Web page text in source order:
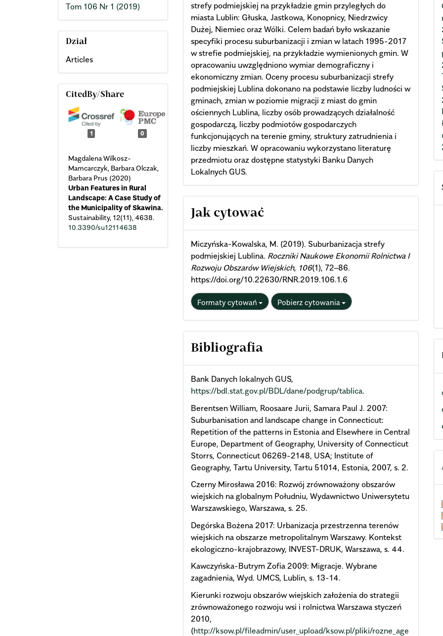
Tom 106 Nr 1 (2019)
Dział
Articles
CitedBy/Share
1 0
Magdalena Wilkosz-
Mamcarczyk, Barbara Olczak,
Barbara Prus (2020)
Urban Features in Rural
Landscape: A Case Study of
the Municipality of Skawina.
Sustainability, 12(11), 4638.
10.3390/su12114638
strefy podmiejskiej na przykładzie gmin przyległych do
miasta Lublin: Głuska, Jastkowa, Konopnicy, Niedrzwicy
Dużej, Niemiec oraz Wólki. Celem badań było wskazanie
specyfiki procesu suburbanizacji i zmian w latach 1995-2017
w strefie podmiejskiej, na przykładzie wymienionych gmin. W
opracowaniu uwzględniono wymiar demograficzny i
ekonomiczny zmian. Oceny procesu suburbanizacji strefy
podmiejskiej Lublina dokonano na podstawie liczby ludności w
gminach, zmian w poziomie migracji z miast do gmin
ościennych Lublina, liczby osób prowadzących działalność
gospodarczą, liczby podmiotów gospodarczych
funkcjonujących na terenie gminy, struktury zatrudnienia i
liczby mieszkań. W opracowaniu wykorzystano literaturę
przedmiotu oraz dostępne statystyki Banku Danych
Lokalnych GUS.
Article
Details
Jak cytować
Miczyńska-Kowalska, M. (2019). Suburbanizacja strefy
podmiejskiej Lublina. Roczniki Naukowe Ekonomii Rolnictwa I
Rozwoju Obszarów Wiejskich, 106(1), 72–86.
https://doi.org/10.22630/RNR.2019.106.1.6
Formaty cytowań Pobierz cytowania
Bibliografia
Bank Danych lokalnych GUS,
https://bdl.stat.gov.pl/BDL/dane/podgrup/tablica.
Berentsen William, Roosaare Jurii, Samara Paul J. 2007:
Suburbanisation and landscape change in Connecticut:
Repetition of the patterns in Estonia and Elsewhere in Central
Europe, Department of Geography, University of Connecticut
Storrs, Connecticut 06269-2148, USA; Institute of
Geography, Tartu University, Tartu 51014, Estonia, 2007, s. 2.
Czerny Mirosława 2016: Rozwój zrównoważony obszarów
wiejskich na globalnym Południu, Wydawnictwo Uniwersytetu
Warszawskiego, Warszawa, s. 25.
Degórska Bożena 2017: Urbanizacja przestrzenna terenów
wiejskich na obszarze metropolitalnym Warszawy. Kontekst
ekologiczno-krajobrazowy, INVEST-DRUK, Warszawa, s. 44.
Kawczyńska-Butrym Zofia 2009: Migracje. Wybrane
zagadnienia, Wyd. UMCS, Lublin, s. 13-14.
Kierunki rozwoju obszarów wiejskich założenia do strategii
zrównoważonego rozwoju wsi i rolnictwa Warszawa styczeń
2010,
(http://ksow.pl/fileadmin/user_upload/ksow.pl/pliki/rozne_age